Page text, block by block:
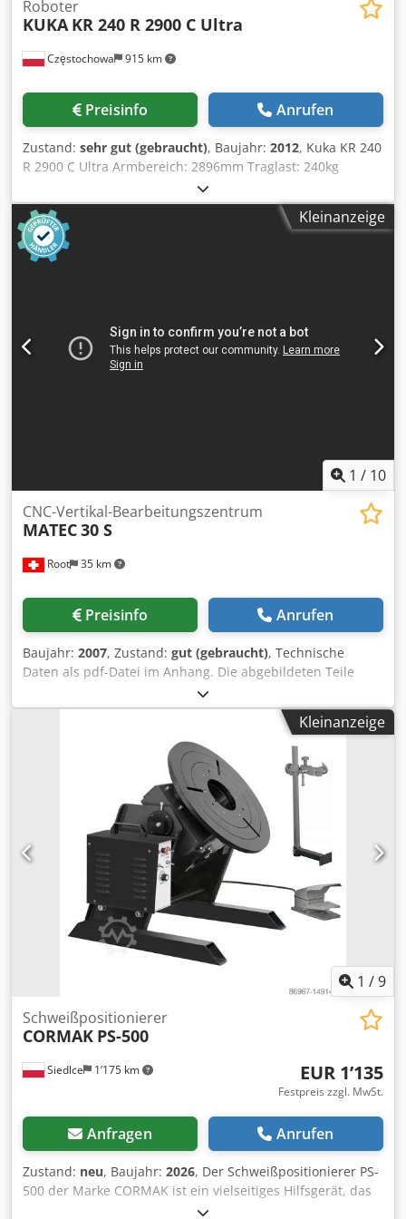
Częstochowa 915 km
Roboter
KUKA KR 240 R 2900 C Ultra
Preisinfo Anrufen
Zustand: sehr gut (gebraucht), Baujahr: 2012, Kuka KR 240
R 2900 C Ultra Armbereich: 2896mm Traglast: 240kg
Dcjdpjn R Nh Rsfx Ap Aok Baujahr: 2012 Steuerung: KUKA
KRC4 Roboter zum Aufhängen vorgesehen
Kleinanzeige
1 / 10
Root 35 km
CNC-Vertikal-Bearbeitungszentrum
MATEC30 S
Preisinfo Anrufen
Baujahr: 2007, Zustand: gut (gebraucht), Technische
Daten als pdf-Datei im Anhang. Die abgebildeten Teile
werden nicht mitgeliefert. Spannfutter auf dem Tisch sind
nicht enthalten. Maschinenschraubstöcke nicht enthalten.
Kleinanzeige
1 /9
Siedlce 1’175 km
Schweißpositionierer
CORMAK PS-500
EUR 1’135
Festpreis zzgl. MwSt.
Anfragen Anrufen
Zustand: neu, Baujahr: 2026, Der Schweißpositionierer PS-
500 der Marke CORMAK ist ein vielseitiges Hilfsgerät, das
in verschiedenen Produktionsaufgaben eingesetzt werden